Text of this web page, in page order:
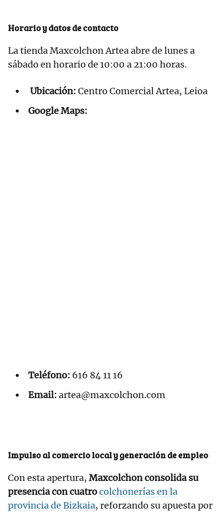
Horario y datos de contacto
La tienda Maxcolchon Artea abre de lunes a
sábado en horario de 10:00 a 21:00 horas.
Ubicación: Centro Comercial Artea, Leioa
Google Maps:
Teléfono: 616 84 11 16
Email: artea@maxcolchon.com
Impulso al comercio local y generación de empleo
Con esta apertura, Maxcolchon consolida su
presencia con cuatrocolchonerías en la
provincia de Bizkaia, reforzando su apuesta por